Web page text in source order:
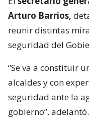
Arturo Barrios,
reunir distintas
seguridad del
“Se va a constituir
alcaldes y con
seguridad ante la
gobierno”, adelantó.